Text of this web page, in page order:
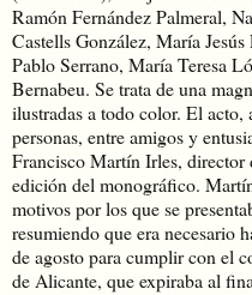
Ramón Fernández Palmeral,
Castells González, María
Pablo Serrano, María Teresa
Bernabeu. Se trata de una
ilustradas a todo color. El acto,
personas, entre amigos y
Francisco Martín Irles,
edición del monográfico.
motivos por los que se
resumiendo que era necesario
de agosto para cumplir con el
de Alicante, que expiraba al